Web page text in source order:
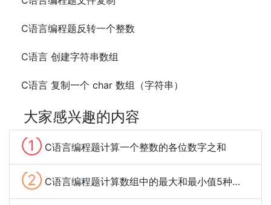
C语言编程题反转一个整数
C语言 创建字符串数组
C语言 复制一个 char 数组（字符串）
大家感兴趣的内容
① C语言编程题计算一个整数的各位数字之和
② C语言编程题计算数组中的最大和最小值5种方法